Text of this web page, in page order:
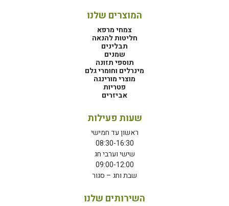
המוצרים שלנו
צמחי מרפא
חליטות להנאה
תבלינים
שמנים
תוספי תזונה
מינרלים וחומרי גלם
מוצרי מורינגה
פטריות
אביזרים
שעות פעילות
ראשון עד חמישי
08:30-16:30
שישי וערבי חג
09:00-12:00
שבת וחג – סגור
השירותים שלנו